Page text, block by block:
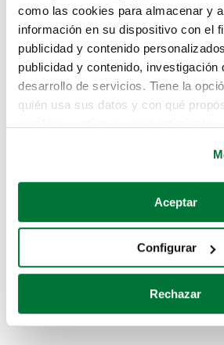
como las cookies para almacenar y
información en su dispositivo con el
publicidad y contenido
publicidad y contenido, investigación
desarrollo de servicios. Tiene la
quién usa sus datos y con qué
Si lo permite, también quisiéramos:
Recopilar información sobre su
Identificar su dispositivo
para buscar características
Obtenga más información sobre
Aceptar
Configurar
Rechazar
Lo sentimos, no
te hemos traido
Pero puedes encontrar el coche
buscando en alguno de estos
Coches de segunda mano
Coches de km0